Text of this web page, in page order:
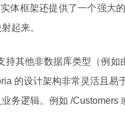
体框架还提供了一个强大
起来。
持其他非数据库类型（例
的设计架构非常灵活且
务逻辑。例如 /Customers